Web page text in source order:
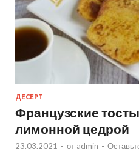
ДЕСЕРТ
Французские
лимонной цедрой
23.03.2021 - от admin -